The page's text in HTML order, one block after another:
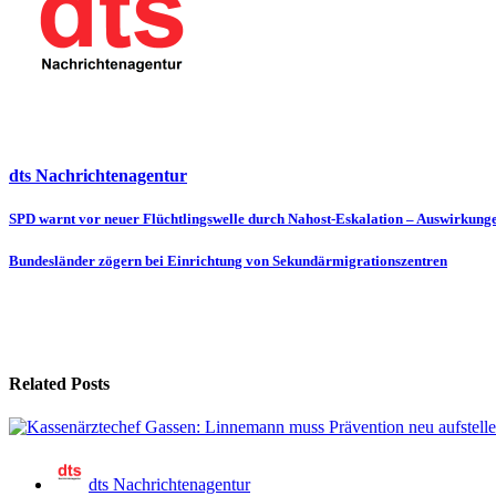
dts Nachrichtenagentur
Beitragsnavigation
SPD warnt vor neuer Flüchtlingswelle durch Nahost-Eskalation –
Bundesländer zögern bei Einrichtung von Sekundärmigrationszentren
Related Posts
dts Nachrichtenagentur